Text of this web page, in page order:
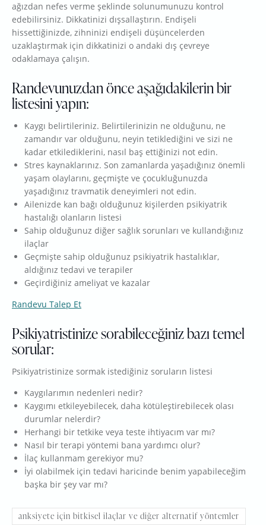
ağızdan nefes verme şeklinde solunumunuzu kontrol
edebilirsiniz. Dikkatinizi dışsallaştırın. Endişeli
hissettiğinizde, zihninizi endişeli düşüncelerden
uzaklaştırmak için dikkatinizi o andaki dış çevreye
odaklamaya çalışın.
Randevunuzdan önce aşağıdakilerin bir
listesini yapın:
Kaygı belirtileriniz. Belirtilerinizin ne olduğunu, ne
zamandır var olduğunu, neyin tetiklediğini ve sizi ne
kadar etkilediklerini, nasıl baş ettiğinizi not edin.
Stres kaynaklarınız. Son zamanlarda yaşadığınız önemli
yaşam olaylarını, geçmişte ve çocukluğunuzda
yaşadığınız travmatik deneyimleri not edin.
Ailenizde kan bağı olduğunuz kişilerden psikiyatrik
hastalığı olanların listesi
Sahip olduğunuz diğer sağlık sorunları ve kullandığınız
ilaçlar
Geçmişte sahip olduğunuz psikiyatrik hastalıklar,
aldığınız tedavi ve terapiler
Geçirdiğiniz ameliyat ve kazalar
Randevu Talep Et
Psikiyatristinize sorabileceğiniz bazı temel
sorular:
Psikiyatristinize sormak istediğiniz soruların listesi
Kaygılarımın nedenleri nedir?
Kaygımı etkileyebilecek, daha kötüleştirebilecek olası
durumlar nelerdir?
Herhangi bir tetkike veya teste ihtiyacım var mı?
Nasıl bir terapi yöntemi bana yardımcı olur?
İlaç kullanmam gerekiyor mu?
İyi olabilmek için tedavi haricinde benim yapabileceğim
başka bir şey var mı?
anksiyete için bitkisel ilaçlar ve diğer alternatif yöntemler